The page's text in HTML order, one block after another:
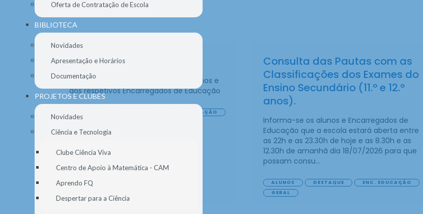
Oferta de Contratação de Escola
BIBLIOTECA
Novidades
Apresentação e Horários
Documentação
PROJETOS E CLUBES
Novidades
Ciência e Tecnologia
Clube Ciência Viva
Centro de Apoio à Matemática - CAM
Aprendo FQ
Despertar para a Ciência
Consulta de Provas
Informação aos alunos do 11.º e 12.º anos e
aos respetivos Encarregados de Educação
ENC. EDUCAÇÃO
Consulta das Pautas com as
Classificações dos Exames do
Ensino Secundário (11.º e 12.º
anos).
Informa-se os alunos e Encarregados de
Educação que a escola estará aberta entre
as 22h e as 23.30h de hoje e as 8.30h e as
12.30h de amanhã dia 18/07/2026 para que
possam consu...
ALUNOS DESTAQUE
ENC. EDUCAÇÃO
GERAL